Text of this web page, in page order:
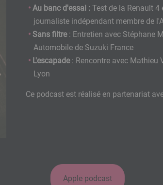
Au banc d'essai :Test de la Renault 4
journaliste indépendant membre de
Sans filtre: Entretien avec Stéphane
Automobile de Suzuki France
L'escapade : Rencontre avec Mathieu
Lyon
Ce podcast est réalisé en partenariat
Apple podcast